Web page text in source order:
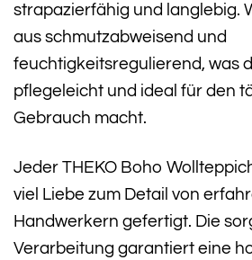
strapazierfähig und langlebig.
aus schmutzabweisend und
feuchtigkeitsregulierend, was
pflegeleicht und ideal für den
Gebrauch macht.
Jeder THEKO Boho
viel Liebe zum Detail von
Handwerkern gefertigt. Die
Verarbeitung garantiert eine